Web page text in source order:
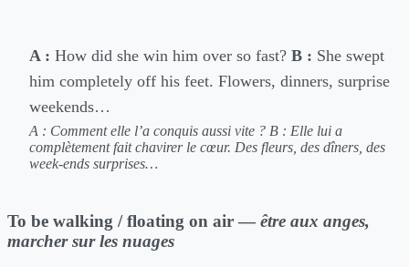
A : How did she win him over so fast? B : She swept
him completely off his feet. Flowers, dinners, surprise
weekends…
A : Comment elle l’a conquis aussi vite ? B : Elle lui a
complètement fait chavirer le cœur. Des fleurs, des dîners, des
week-ends surprises…
To be walking / floating on air — être aux anges,
marcher sur les nuages